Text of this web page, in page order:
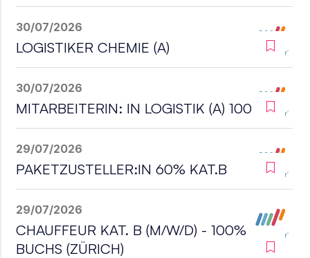
30/07/2026
LOGISTIKER CHEMIE (A)
30/07/2026
MITARBEITERIN: IN LOGISTIK (A) 100%
29/07/2026
PAKETZUSTELLER:IN 60% KAT.B
29/07/2026
CHAUFFEUR KAT. B (M/W/D) - 100%
BUCHS (ZÜRICH)